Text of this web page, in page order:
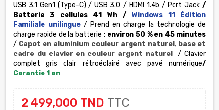
USB 3.1 Gen1 (Type-C) /USB 3.0 / HDMI 1.4b / Port Jack/
Batterie 3 cellules 41 Wh / Windows 11 Édition
Familiale unilingue/ Prend en charge la technologie de
charge rapide de la batterie : environ 50 % en 45 minutes
/ Capot en aluminium couleur argent naturel, base et
cadre du clavier en couleur argent naturel
/ Clavier
complet gris clair rétroéclairé avec pavé numérique/
Garantie 1 an
2 499,000 TND TTC